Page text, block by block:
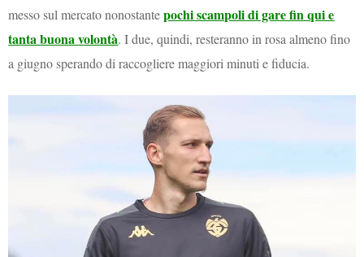
messo sul mercato nonostantepochi scampoli di gare fin qui e
tanta buona volontà. I due, quindi, resteranno in rosa almeno fino
a giugno sperando di raccogliere maggiori minuti e fiducia.